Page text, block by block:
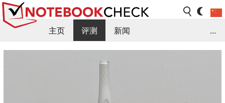
主页 评测
新闻
FAQ / 小提示/ 技术参数
资料库
...